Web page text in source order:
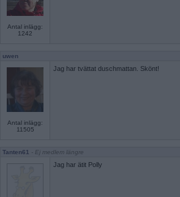
Antal inlägg:
1242
uwen
Antal inlägg:
11505
Jag har tvättat duschmattan. Skönt!
Tanten61 - Ej medlem längre
Jag har ätit Polly